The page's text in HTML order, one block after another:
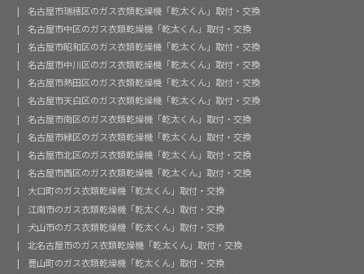
名古屋市瑞穂区のガス衣類乾燥機「乾太くん」取付・交換
名古屋市中区のガス衣類乾燥機「乾太くん」取付・交換
名古屋市昭和区のガス衣類乾燥機「乾太くん」取付・交換
名古屋市中川区のガス衣類乾燥機「乾太くん」取付・交換
名古屋市熱田区のガス衣類乾燥機「乾太くん」取付・交換
名古屋市天白区のガス衣類乾燥機「乾太くん」取付・交換
名古屋市南区のガス衣類乾燥機「乾太くん」取付・交換
名古屋市緑区のガス衣類乾燥機「乾太くん」取付・交換
名古屋市北区のガス衣類乾燥機「乾太くん」取付・交換
名古屋市西区のガス衣類乾燥機「乾太くん」取付・交換
大口町のガス衣類乾燥機「乾太くん」取付・交換
江南市のガス衣類乾燥機「乾太くん」取付・交換
犬山市のガス衣類乾燥機「乾太くん」取付・交換
北名古屋市のガス衣類乾燥機「乾太くん」取付・交換
豊山町のガス衣類乾燥機「乾太くん」取付・交換